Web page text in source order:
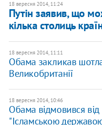
18 вересня 2014, 11:24
Путін заявив, що
кілька столиць
18 вересня 2014, 11:11
Обама закликав
Великобританії
18 вересня 2014, 10:46
Обама відмовився
"Ісламською